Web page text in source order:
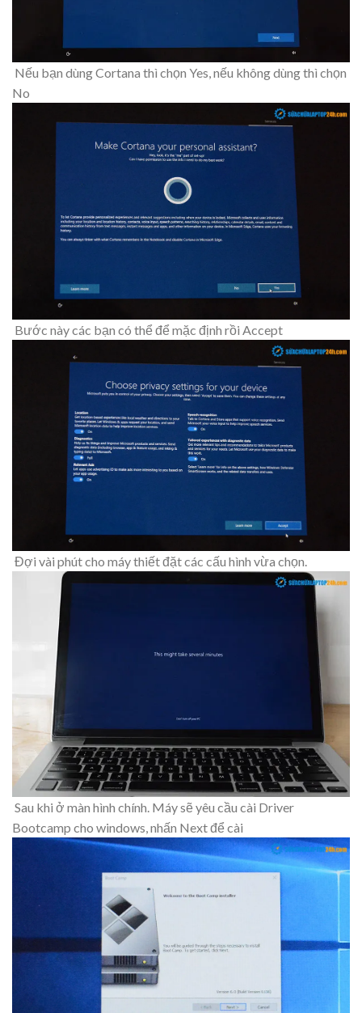
Nếu bạn dùng Cortana thì chọn Yes, nếu không dùng thì chọn
No
Bước này các bạn có thể để mặc định rồi Accept
Đợi vài phút cho máy thiết đặt các cấu hình vừa chọn.
Sau khi ở màn hình chính. Máy sẽ yêu cầu cài Driver
Bootcamp cho windows, nhấn Next để cài